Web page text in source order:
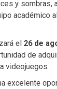
y sombras,
académico
el 26 de
de
videojuegos.
excelente